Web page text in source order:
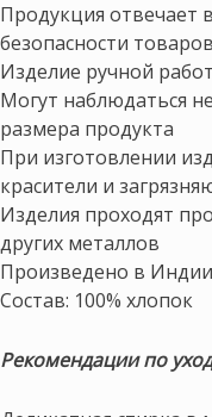
Продукция отвечает
безопасности
Изделие ручной
Могут наблюдаться
размера продукта
При изготовлении
красители и
Изделия проходят
других металлов
Произведено в Индии
Состав: 100% хлопок
Рекомендации по